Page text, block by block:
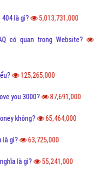
là gì? 5,013,731,000
có quan trọng Website?
125,265,000
you 3000? 87,691,000
không? 65,464,000
là gì? 63,725,000
là gì? 55,241,000